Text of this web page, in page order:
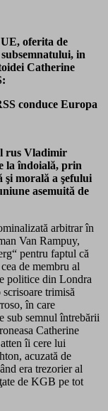
oferita de
in
Catherine
conduce Europa
rus Vladimir
la îndoială, prin
şi morală a şefului
asemuită de
arbitrar în
Van Rampuy,
pentru faptul că
de membru al
politice din Londra
trimisă
în care
sub semnul întrebării
Catherine
îi cere lui
acuzată de
era trezorier al
de KGB pe tot